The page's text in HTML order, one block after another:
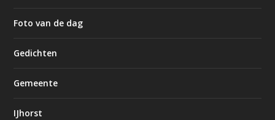
Foto van de dag
Gedichten
Gemeente
IJhorst